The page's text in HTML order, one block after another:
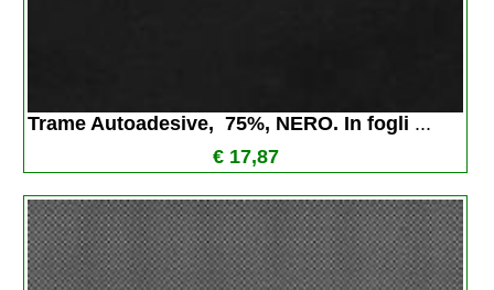
Trame Autoadesive,  75%, NERO. In fogli ...
€ 17,87